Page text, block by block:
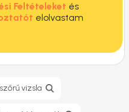
Feltételeket és
elolvastam
vizsla